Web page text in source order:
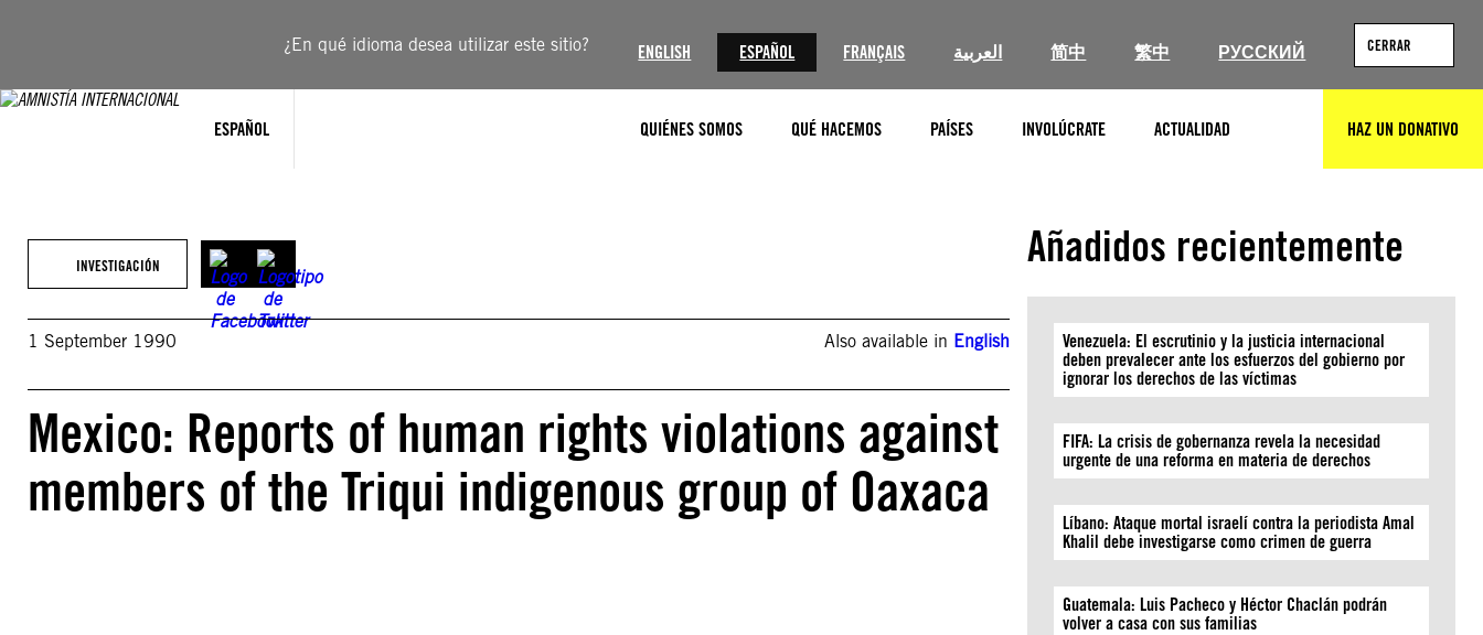
¿En qué idioma desea utilizar este sitio? ENGLISH ESPAÑOL FRANÇAIS العربية 简中 繁中 РУССКИЙ CERRAR
ESPAÑOL QUIÉNES SOMOS QUÉ HACEMOS PAÍSES INVOLÚCRATE ACTUALIDAD HAZ UN DONATIVO
INVESTIGACIÓN
1 September 1990 Also available in English
Mexico: Reports of human rights violations against
members of the Triqui indigenous group of Oaxaca
Añadidos recientemente
Venezuela: El escrutinio y la justicia internacional
deben prevalecer ante los esfuerzos del gobierno por
ignorar los derechos de las víctimas
FIFA: La crisis de gobernanza revela la necesidad
urgente de una reforma en materia de derechos
Líbano: Ataque mortal israelí contra la periodista Amal
Khalil debe investigarse como crimen de guerra
Guatemala: Luis Pacheco y Héctor Chaclán podrán
volver a casa con sus familias